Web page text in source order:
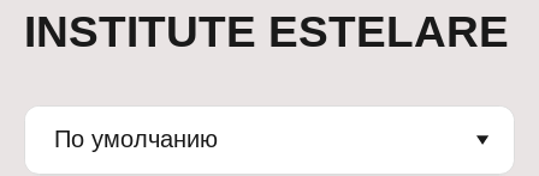
INSTITUTE ESTELARE
По умолчанию